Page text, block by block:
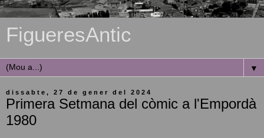
FigueresAntic
▼
dissabte, 27 de gener del 2024
Primera Setmana del còmic a l'Empordà
1980